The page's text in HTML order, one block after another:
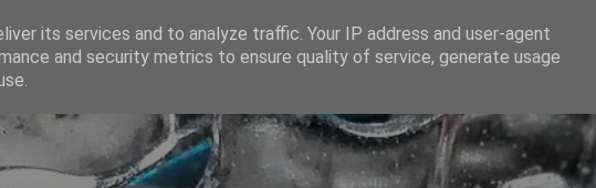
its services and to analyze traffic. Your IP address and user-agent
and security metrics to ensure quality of service, generate usage